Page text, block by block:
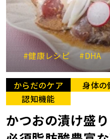
#健康レシピ #DHA
からだのケア 身体の
認知機能
かつおの漬け盛